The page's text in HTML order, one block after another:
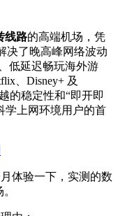
线路的高端机场，凭
决了晚高峰网络波动
低延迟畅玩海外游
、Disney+ 及
的稳定性和“即开即
学上网环境用户的首
体验一下，实测的数